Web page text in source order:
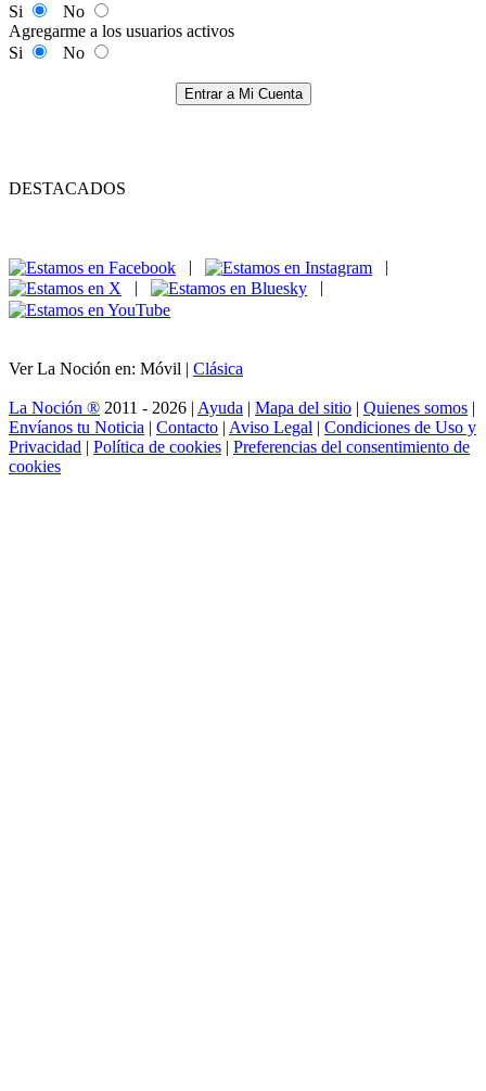
Si
No
Agregarme a los usuarios activos
Si
No
Entrar a Mi Cuenta
DESTACADOS
|
|
|
|
Ver La Noción en: Móvil | Clásica
La Noción ® 2011 - 2026 | Ayuda | Mapa del sitio | Quienes somos |
Envíanos tu Noticia | Contacto | Aviso Legal | Condiciones de Uso y
Privacidad | Política de cookies | Preferencias del consentimiento de
cookies